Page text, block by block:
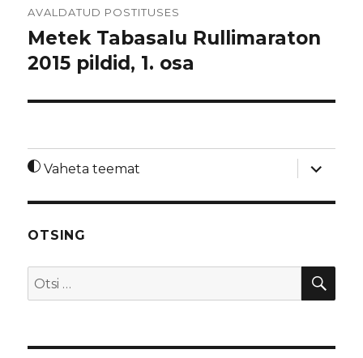
AVALDATUD POSTITUSES
Metek Tabasalu Rullimaraton
2015 pildid, 1. osa
Vaheta teemat
laienda
OTSING
Otsi: